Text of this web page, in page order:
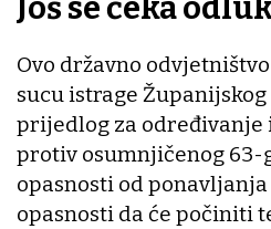
Još se čeka
Ovo državno
sucu istrage
prijedlog za određivanje
protiv osumnjičenog 63-
opasnosti od
opasnosti da će počiniti